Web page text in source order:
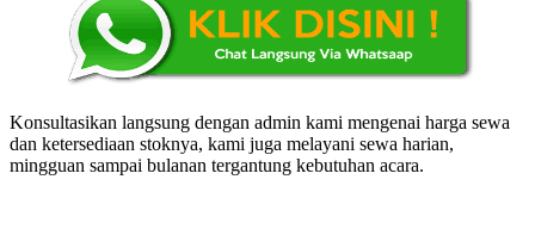
Konsultasikan langsung dengan admin kami mengenai harga sewa
dan ketersediaan stoknya, kami juga melayani sewa harian,
mingguan sampai bulanan tergantung kebutuhan acara.